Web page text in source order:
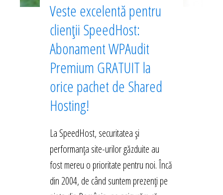
Veste excelentă pentru
clienții SpeedHost:
Abonament WPAudit
Premium GRATUIT la
orice pachet de Shared
Hosting!
La SpeedHost, securitatea și
performanța site-urilor găzduite au
fost mereu o prioritate pentru noi. Încă
din 2004, de când suntem prezenți pe